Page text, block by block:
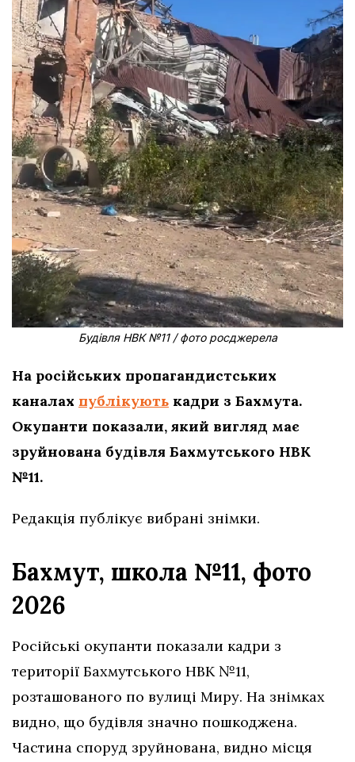
Будівля НВК №11 / фото росджерела
На російських пропагандистських
каналах публікують кадри з Бахмута.
Окупанти показали, який вигляд має
зруйнована будівля Бахмутського НВК
№11.
Редакція публікує вибрані знімки.
Бахмут, школа №11, фото
2026
Російські окупанти показали кадри з
території Бахмутського НВК №11,
розташованого по вулиці Миру. На знімках
видно, що будівля значно пошкоджена.
Частина споруд зруйнована, видно місця